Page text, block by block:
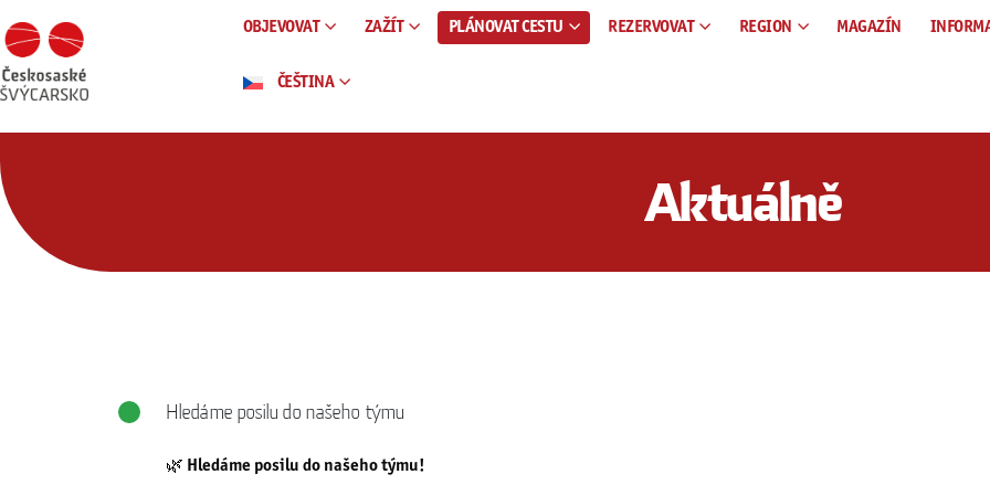
OBJEVOVAT ZAŽÍT PLÁNOVAT CESTU REZERVOVAT REGION MAGAZÍN
ČEŠTINA
Aktuálně
Hledáme posilu do našeho týmu
🌿 Hledáme posilu do našeho týmu!